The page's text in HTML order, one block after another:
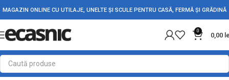
MAGAZIN ONLINE CU UTILAJE, UNELTE ȘI SCULE PENTRU CASĂ, FERMĂ ȘI GRĂDINĂ
0
0,00
Prima pagină Electrice Alimentatoare-Transformatoare